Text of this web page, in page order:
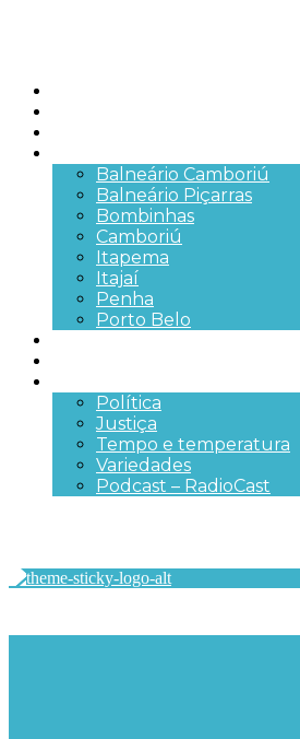
Balneário Camboriú
Balneário Piçarras
Bombinhas
Camboriú
Itapema
Itajaí
Penha
Porto Belo
Política
Justiça
Tempo e temperatura
Variedades
Podcast – RadioCast